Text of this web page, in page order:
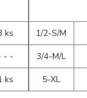
ks
- -
ks
1/2-S/M
3/4-M/L
5-XL